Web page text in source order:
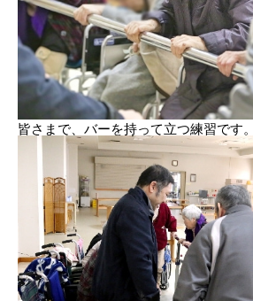
皆さまで、バーを持って立つ練習です。